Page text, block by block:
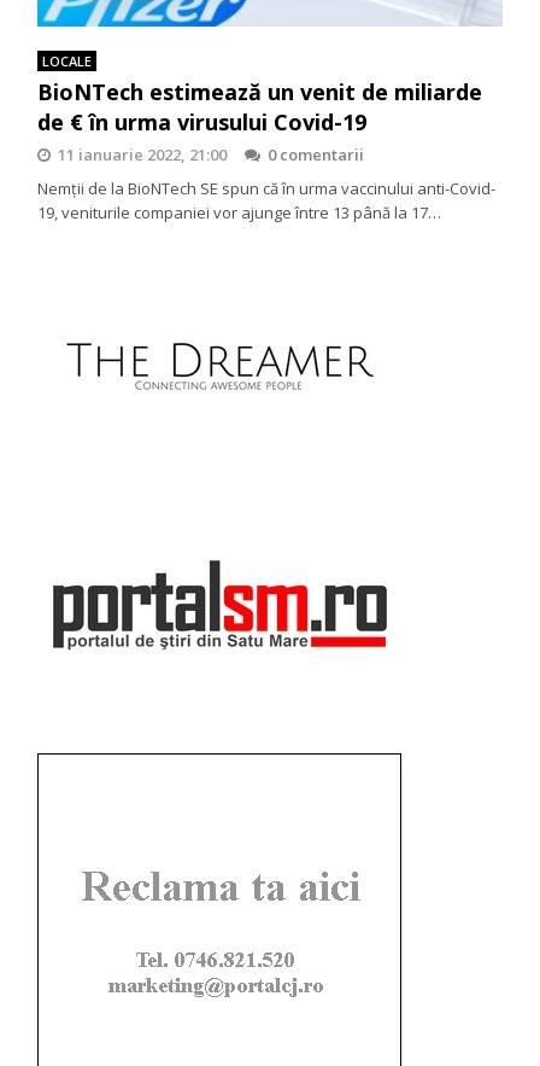
LOCALE
BioNTech estimează un venit de miliarde
de € în urma virusului Covid-19
11 ianuarie 2022, 21:00
0 comentarii
Nemții de la BioNTech SE spun că în urma vaccinului anti-Covid-
19, veniturile companiei vor ajunge între 13 până la 17…